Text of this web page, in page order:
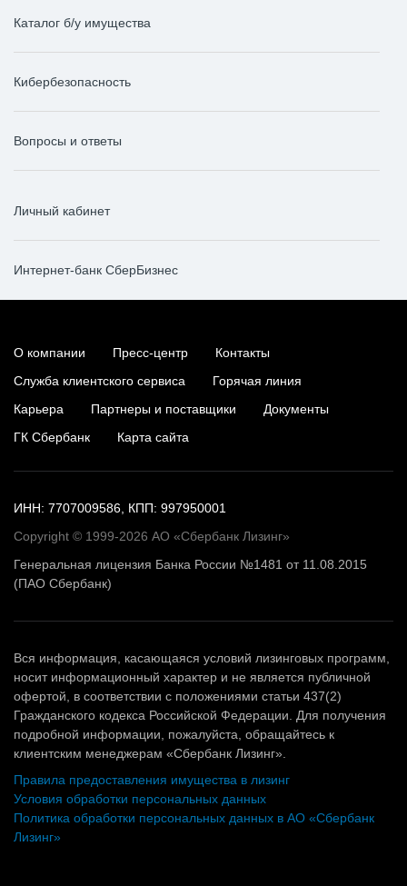
Каталог б/у имущества
Кибербезопасность
Вопросы и ответы
Личный кабинет
Интернет-банк СберБизнес
О компании Пресс-центр
Контакты
Служба клиентского сервиса
Горячая линия
Карьера
Партнеры и поставщики
Документы
ГК Сбербанк
Карта сайта
ИНН: 7707009586, КПП: 997950001
Copyright © 1999-2026 АО «Сбербанк Лизинг»
Генеральная лицензия Банка России №1481 от 11.08.2015
(ПАО Сбербанк)
Вся информация, касающаяся условий лизинговых программ,
носит информационный характер и не является публичной
офертой, в соответствии с положениями статьи 437(2)
Гражданского кодекса Российской Федерации. Для получения
подробной информации, пожалуйста, обращайтесь к
клиентским менеджерам «Сбербанк Лизинг».
Правила предоставления имущества в лизинг
Условия обработки персональных данных
Политика обработки персональных данных в АО «Сбербанк
Лизинг»